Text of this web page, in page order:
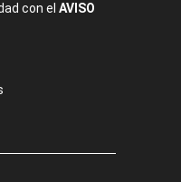
con el AVISO